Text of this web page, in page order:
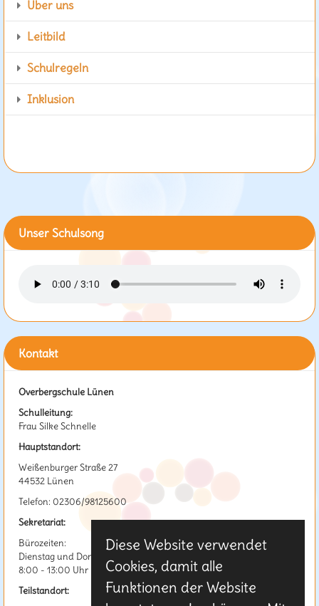
Über uns
Leitbild
Schulregeln
Inklusion
Unser Schulsong
Kontakt
Overbergschule Lünen
Schulleitung:
Frau Silke Schnelle
Hauptstandort:
Weißenburger Straße 27
44532 Lünen
Telefon: 02306/98125600
Sekretariat:
Bürozeiten:
Dienstag und Donnerstag
8:00 - 13:00 Uhr
Teilstandort:
Diese Website verwendet
Cookies, damit alle
Funktionen der Website